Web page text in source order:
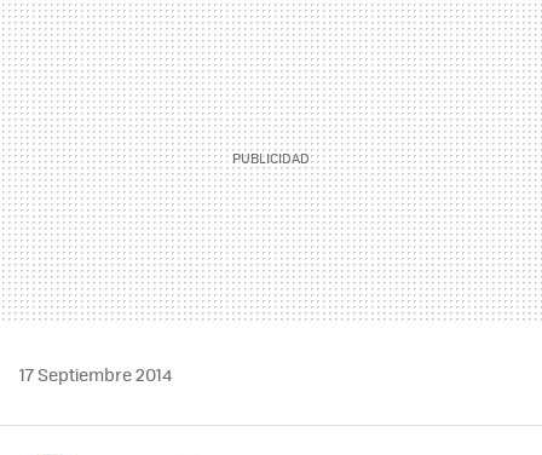
MAIL
17 Septiembre 2014